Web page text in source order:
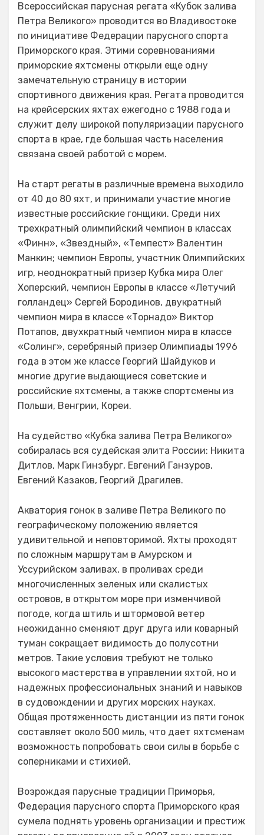
Всероссийская парусная регата «Кубок залива
Петра Великого» проводится во Владивостоке
по инициативе Федерации парусного спорта
Приморского края. Этими соревнованиями
приморские яхтсмены открыли еще одну
замечательную страницу в истории
спортивного движения края. Регата проводится
на крейсерских яхтах ежегодно с 1988 года и
служит делу широкой популяризации парусного
спорта в крае, где большая часть населения
связана своей работой с морем.
На старт регаты в различные времена выходило
от 40 до 80 яхт, и принимали участие многие
известные российские гонщики. Среди них
трехкратный олимпийский чемпион в классах
«Финн», «Звездный», «Темпест» Валентин
Манкин; чемпион Европы, участник Олимпийских
игр, неоднократный призер Кубка мира Олег
Хоперский, чемпион Европы в классе «Летучий
голландец» Сергей Бородинов, двукратный
чемпион мира в классе «Торнадо» Виктор
Потапов, двухкратный чемпион мира в классе
«Солинг», серебряный призер Олимпиады 1996
года в этом же классе Георгий Шайдуков и
многие другие выдающиеся советские и
российские яхтсмены, а также спортсмены из
Польши, Венгрии, Кореи.
На судейство «Кубка залива Петра Великого»
собиралась вся судейская элита России: Никита
Дитлов, Марк Гинзбург, Евгений Ганзуров,
Евгений Казаков, Георгий Драгилев.
Акватория гонок в заливе Петра Великого по
географическому положению является
удивительной и неповторимой. Яхты проходят
по сложным маршрутам в Амурском и
Уссурийском заливах, в проливах среди
многочисленных зеленых или скалистых
островов, в открытом море при изменчивой
погоде, когда штиль и штормовой ветер
неожиданно сменяют друг друга или коварный
туман сокращает видимость до полусотни
метров. Такие условия требуют не только
высокого мастерства в управлении яхтой, но и
надежных профессиональных знаний и навыков
в судовождении и других морских науках.
Общая протяженность дистанции из пяти гонок
составляет около 500 миль, что дает яхтсменам
возможность попробовать свои силы в борьбе с
соперниками и стихией.
Возрождая парусные традиции Приморья,
Федерация парусного спорта Приморского края
сумела поднять уровень организации и престиж